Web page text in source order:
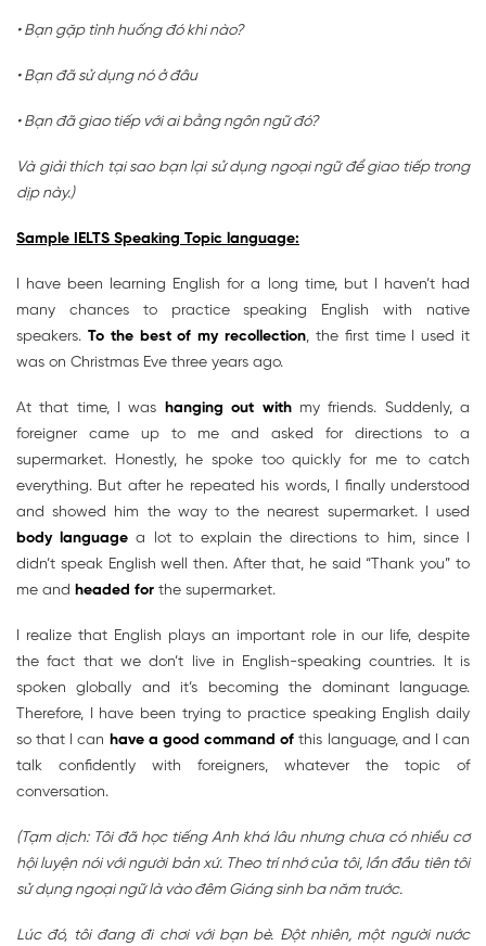
• Bạn gặp tình huống đó khi nào?
• Bạn đã sử dụng nó ở đâu
• Bạn đã giao tiếp với ai bằng ngôn ngữ đó?
Và giải thích tại sao bạn lại sử dụng ngoại ngữ để giao tiếp trong
dịp này.)
Sample IELTS Speaking Topic language:
I have been learning English for a long time, but I haven’t had
many chances to practice speaking English with native
speakers. To the best of my recollection, the first time I used it
was on Christmas Eve three years ago.
At that time, I was hanging out withmy friends. Suddenly, a
foreigner came up to me and asked for directions to a
supermarket. Honestly, he spoke too quickly for me to catch
everything. But after he repeated his words, I finally understood
and showed him the way to the nearest supermarket. I used
body language a lot to explain the directions to him, since I
didn’t speak English well then. After that, he said “Thank you” to
me and headed for the supermarket.
I realize that English plays an important role in our life, despite
the fact that we don’t live in English-speaking countries. It is
spoken globally and it’s becoming the dominant language.
Therefore, I have been trying to practice speaking English daily
so that I can have a good command of this language, and I can
talk confidently with foreigners, whatever the topic of
conversation.
(Tạm dịch: Tôi đã học tiếng Anh khá lâu nhưng chưa có nhiều cơ
hội luyện nói với người bản xứ. Theo trí nhớ của tôi, lần đầu tiên tôi
sử dụng ngoại ngữ là vào đêm Giáng sinh ba năm trước.
Lúc đó, tôi đang đi chơi với bạn bè. Đột nhiên, một người nước